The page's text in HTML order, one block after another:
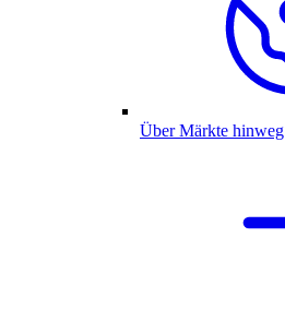
Über Märkte hinweg